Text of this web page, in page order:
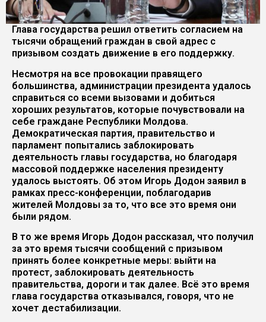
Глава государства решил ответить согласием на
тысячи обращений граждан в свой адрес с
призывом создать движение в его поддержку.
Несмотря на все провокации правящего
большинства, администрации президента удалось
справиться со всеми вызовами и добиться
хороших результатов, которые почувствовали на
себе граждане Республики Молдова.
Демократическая партия, правительство и
парламент попытались заблокировать
деятельность главы государства, но благодаря
массовой поддержке населения президенту
удалось выстоять. Об этом Игорь Додон заявил в
рамках пресс-конференции, поблагодарив
жителей Молдовы за то, что все это время они
были рядом.
В то же время Игорь Додон рассказал, что получил
за это время тысячи сообщений с призывом
принять более конкретные меры: выйти на
протест, заблокировать деятельность
правительства, дороги и так далее. Всё это время
глава государства отказывался, говоря, что не
хочет дестабилизации.